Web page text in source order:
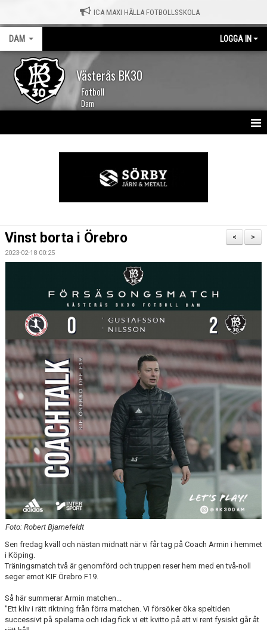
ICA MAXI HÄLLA FOTBOLLSSKOLA
DAM LOGGA IN
Västerås BK30
Fotboll
Dam
MATCHER
>
<
Vinst borta i Örebro
2023-02-18 00:25
Foto: Robert Bjarnefeldt
Sen fredag kväll och nästan midnatt när vi får tag på Coach Armin i hemmet
i Köping.
Träningsmatch två är genomförd och truppen reser hem med en två-noll
seger emot KIF Örebro F19.
Så här summerar Armin matchen...
"Ett kliv i rätt riktning från förra matchen. Vi försöker öka speltiden
successivt på spelarna och idag fick vi ett kvitto på att vi rent fysiskt går åt